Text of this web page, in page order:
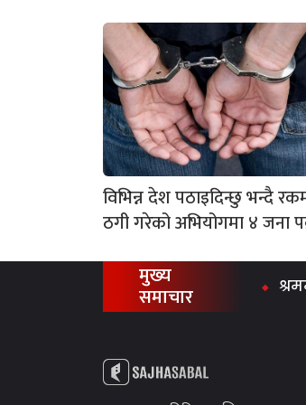
विभिन्न देश पठाइदिन्छु भन्दै
ठगी गरेको अभियोगमा ४ जना
मुख्य
समाचार